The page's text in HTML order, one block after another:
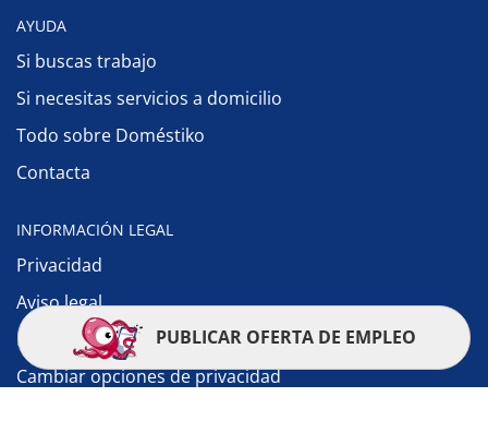
AYUDA
Si buscas trabajo
Si necesitas servicios a domicilio
Todo sobre Doméstiko
Contacta
INFORMACIÓN LEGAL
Privacidad
Aviso legal
Política de cookies
Cambiar opciones de privacidad
PUBLICAR OFERTA DE EMPLEO